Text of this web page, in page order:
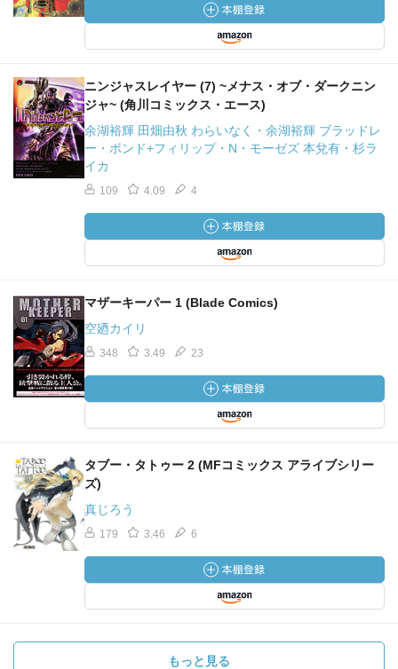
ニンジャスレイヤー (7) ~メナス・オブ・ダークニン
ジャ~ (角川コミックス・エース)
余湖裕輝 田畑由秋 わらいなく・余湖裕輝 ブラッドレ
ー・ボンド+フィリップ・N・モーゼズ 本兌有・杉ラ
イカ
109 4.09 4
マザーキーパー 1 (Blade Comics)
空廼カイリ
348 3.49 23
タブー・タトゥー 2 (MFコミックス アライブシリー
ズ)
真じろう
179 3.46 6
もっと見る